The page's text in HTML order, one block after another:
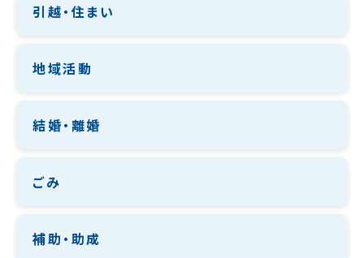
引越・住まい
地域活動
結婚・離婚
ごみ
補助・助成